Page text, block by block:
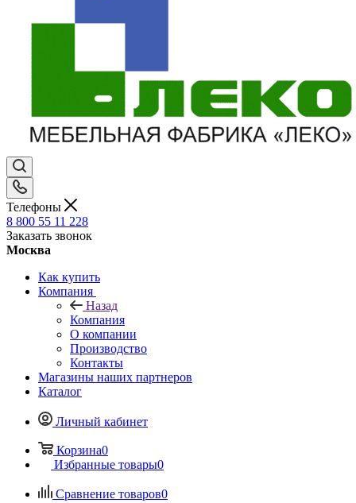
Телефоны
8 800 55 11 228
Заказать звонок
Москва
Как купить
Компания
Назад
Компания
О компании
Производство
Контакты
Магазины наших партнеров
Каталог
Личный кабинет
Корзина0
Избранные товары0
Сравнение товаров0